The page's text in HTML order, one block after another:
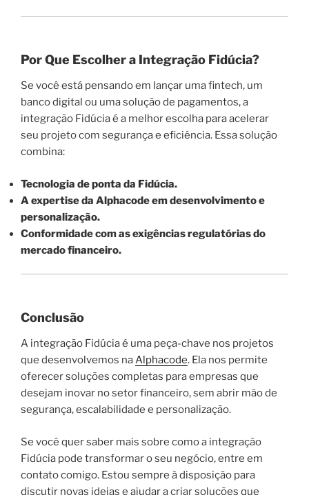
Por Que Escolher a Integração Fidúcia?
Se você está pensando em lançar uma fintech, um
banco digital ou uma solução de pagamentos, a
integração Fidúcia é a melhor escolha para acelerar
seu projeto com segurança e eficiência. Essa solução
combina:
Tecnologia de ponta da Fidúcia.
A expertise da Alphacode em desenvolvimento e
personalização.
Conformidade com as exigências regulatórias do
mercado financeiro.
Conclusão
A integração Fidúcia é uma peça-chave nos projetos
que desenvolvemos naAlphacode. Ela nos permite
oferecer soluções completas para empresas que
desejam inovar no setor financeiro, sem abrir mão de
segurança, escalabilidade e personalização.
Se você quer saber mais sobre como a integração
Fidúcia pode transformar o seu negócio, entre em
contato comigo. Estou sempre à disposição para
discutir novas ideias e ajudar a criar soluções que